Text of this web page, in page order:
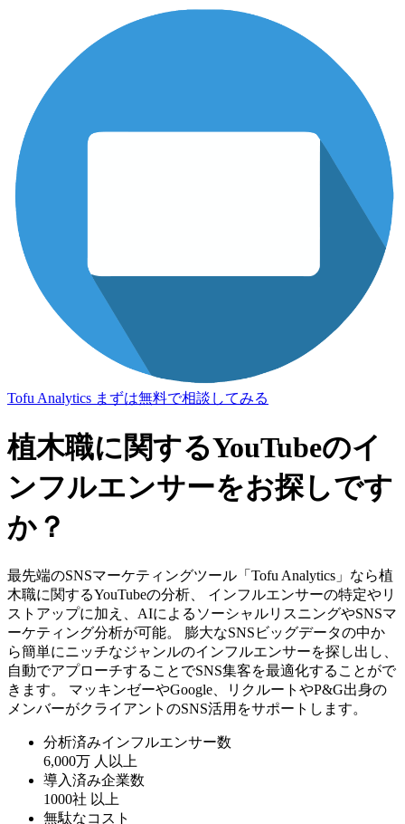
Tofu Analytics まずは無料で相談してみる
植木職に関するYouTubeのイ
ンフルエンサーをお探しです
か？
最先端のSNSマーケティングツール「Tofu Analytics」なら植
木職に関するYouTubeの分析、 インフルエンサーの特定やリ
ストアップに加え、AIによるソーシャルリスニングやSNSマ
ーケティング分析が可能。 膨大なSNSビッグデータの中か
ら簡単にニッチなジャンルのインフルエンサーを探し出し、
自動でアプローチすることでSNS集客を最適化することがで
きます。 マッキンゼーやGoogle、リクルートやP&G出身の
メンバーがクライアントのSNS活用をサポートします。
分析済みインフルエンサー数
6,000万 人以上
導入済み企業数
1000社 以上
無駄なコスト